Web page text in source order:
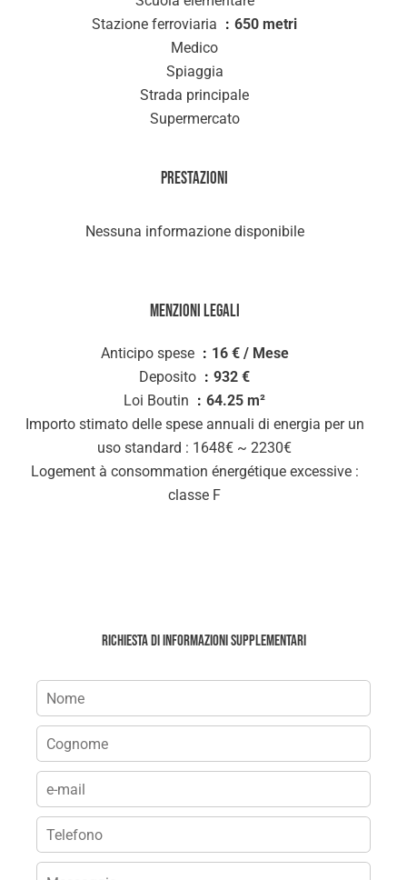
Stazione ferroviaria
650 metri
Medico
Spiaggia
Strada principale
Supermercato
Prestazioni
Nessuna informazione disponibile
Menzioni legali
Anticipo spese
16 € / Mese
Deposito
932 €
Loi Boutin
64.25 m²
Importo stimato delle spese annuali di energia per un
uso standard : 1648€ ~ 2230€
Logement à consommation énergétique excessive :
classe F
Richiesta di informazioni supplementari